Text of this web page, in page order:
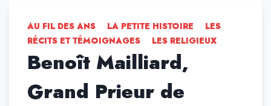
AU FIL DES ANS LA PETITE HISTOIRE
LES
RÉCITS ET TÉMOIGNAGES
LES RELIGIEUX
Benoît Mailliard,
Grand Prieur de